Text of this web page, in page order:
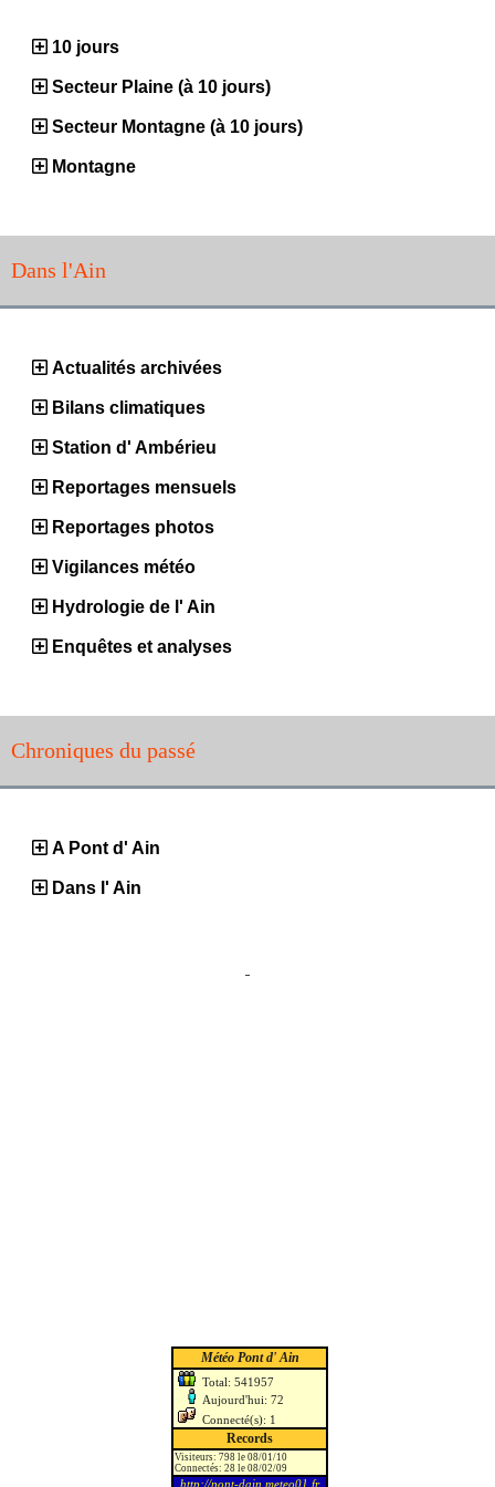
10 jours
Secteur Plaine (à 10 jours)
Secteur Montagne (à 10 jours)
Montagne
Dans l'Ain
Actualités archivées
Bilans climatiques
Station d' Ambérieu
Reportages mensuels
Reportages photos
Vigilances météo
Hydrologie de l' Ain
Enquêtes et analyses
Chroniques du passé
A Pont d' Ain
Dans l' Ain